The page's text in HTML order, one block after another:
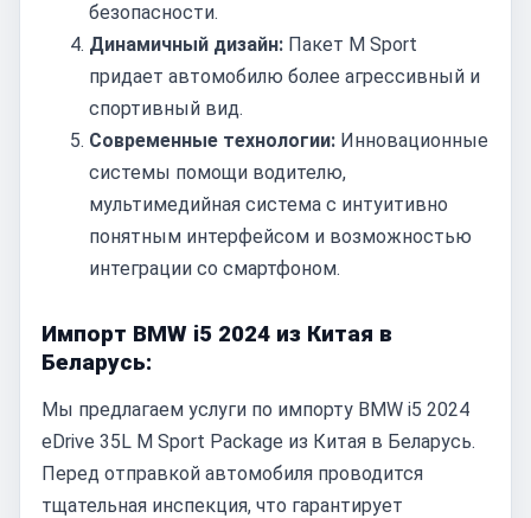
безопасности.
Динамичный дизайн: Пакет M Sport
придает автомобилю более агрессивный и
спортивный вид.
Современные технологии: Инновационные
системы помощи водителю,
мультимедийная система с интуитивно
понятным интерфейсом и возможностью
интеграции со смартфоном.
Импорт BMW i5 2024 из Китая в
Беларусь:
Мы предлагаем услуги по импорту BMW i5 2024
eDrive 35L M Sport Package из Китая в Беларусь.
Перед отправкой автомобиля проводится
тщательная инспекция, что гарантирует